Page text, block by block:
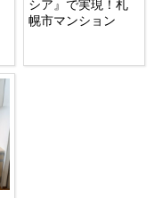
シア』で実現！札
幌市マンション